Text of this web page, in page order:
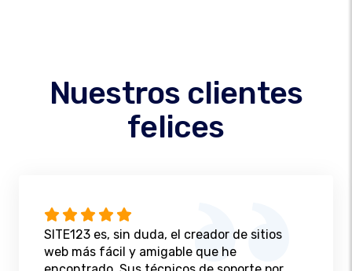
Nuestros clientes
felices
SITE123 es, sin duda, el creador de sitios
web más fácil y amigable que he